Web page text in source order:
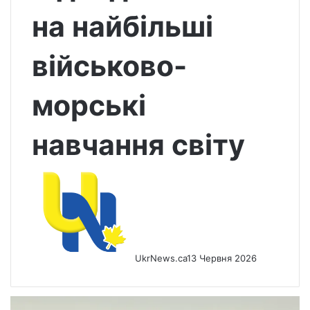
на найбільші
військово-
морські
навчання світу
UkrNews.ca13 Червня 2026